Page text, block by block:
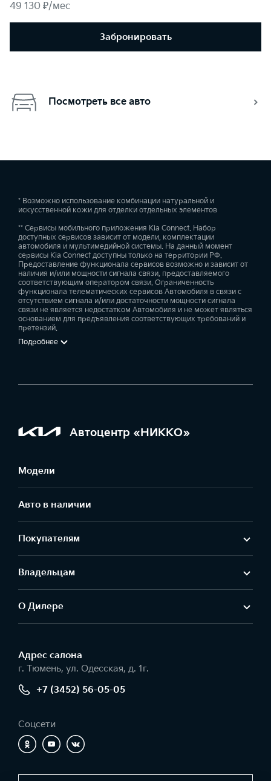
49 130 ₽/мес
Забронировать
Посмотреть все авто
* Возможно использование комбинации натуральной и
искусственной кожи для отделки отдельных элементов
** Сервисы мобильного приложения Kia Connect. Набор
доступных сервисов зависит от модели, комплектации
автомобиля и мультимедийной системы. На данный момент
сервисы Kia Connect доступны только на территории РФ.
Предоставление функционала сервисов возможно и зависит от
наличия и/или мощности сигнала связи, предоставляемого
соответствующим оператором связи. Ограниченность
функционала телематических сервисов Автомобиля в связи с
отсутствием сигнала и/или достаточности мощности сигнала
связи не является недостатком Автомобиля и не может являться
основанием для предъявления соответствующих требований и
претензий.
Подробнее
Автоцентр «НИККО»
Модели
Авто в наличии
Покупателям
Владельцам
О Дилере
Адрес салонa
г. Тюмень, ул. Одесская, д. 1г.
+7 (3452) 56-05-05
Соцсети